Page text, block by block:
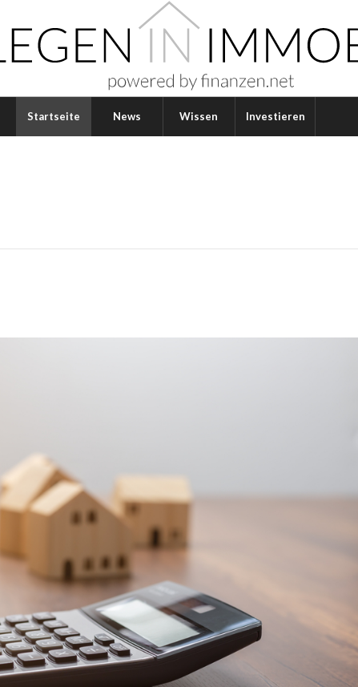
Startseite News Wissen Investieren